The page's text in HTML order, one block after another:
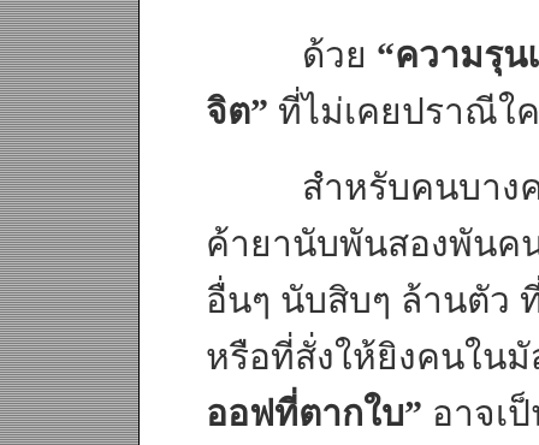
ด้วย “ความรุน
จิต” ที่ไม่เคยปราณีใ
สำหรับคนบางคน
ค้ายานับพันสองพันค
อื่นๆ นับสิบๆ ล้านตัว
หรือที่สั่งให้ยิงคนใน
ออฟที่ตากใบ” อาจเ